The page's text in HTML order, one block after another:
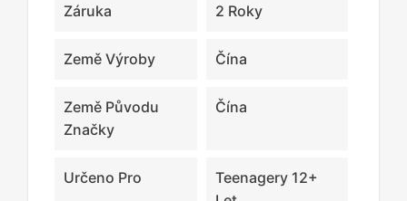
Záruka 2 Roky
Země Výroby Čína
Země Původu
Značky
Čína
Určeno Pro
Teenagery 12+